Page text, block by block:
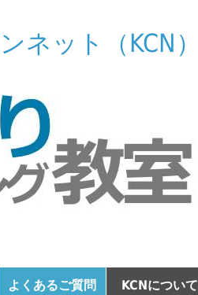
ネット（KCN）
よくあるご質問 KCNについて